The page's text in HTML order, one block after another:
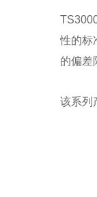
性的标
的偏差
该系列